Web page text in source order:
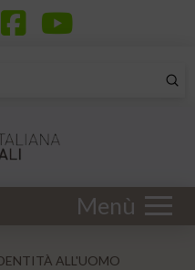
Menù
ALL'UOMO